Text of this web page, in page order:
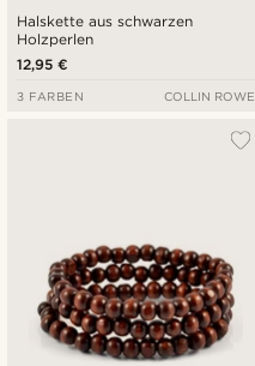
Halskette aus schwarzen
Holzperlen
12,95 €
3 FARBEN COLLIN ROWE